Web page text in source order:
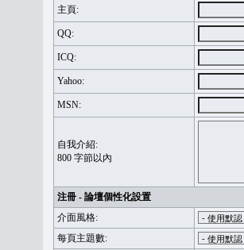
主頁:
QQ:
ICQ:
Yahoo:
MSN:
自我介紹:
800 字節以內
注冊 - 論壇個性化設置
介面風格:
每頁主題數: